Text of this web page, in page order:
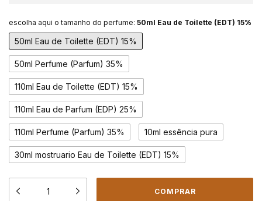
escolha aqui o tamanho do perfume: 50ml Eau de Toilette (EDT) 15%
50ml Eau de Toilette (EDT) 15%
50ml Perfume (Parfum) 35%
110ml Eau de Toilette (EDT) 15%
110ml Eau de Parfum (EDP) 25%
110ml Perfume (Parfum) 35% 10ml essência pura
30ml mostruario Eau de Toilette (EDT) 15%